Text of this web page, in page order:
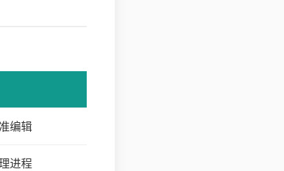
编辑
进程